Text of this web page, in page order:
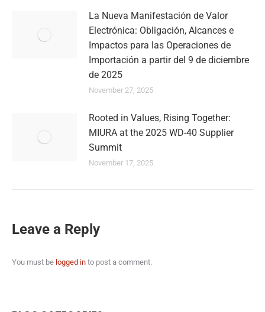
La Nueva Manifestación de Valor
Electrónica: Obligación, Alcances e
Impactos para las Operaciones de
Importación a partir del 9 de diciembre
de 2025
November 27, 2025
Rooted in Values, Rising Together:
MIURA at the 2025 WD-40 Supplier
Summit
November 17, 2025
Leave a Reply
You must be logged in to post a comment.